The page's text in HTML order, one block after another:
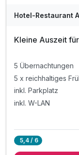
Hotel-Restaurant
Kleine Auszeit
5 Übernachtungen
5 x reichhaltiges
inkl. Parkplatz
inkl. W-LAN
5,4 / 6